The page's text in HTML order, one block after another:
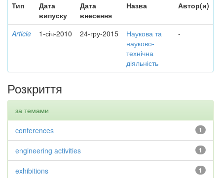
Тип
Дата
випуску
Дата
внесення
Назва Автор(и)
Article 1-січ-2010 24-гру-2015
Наукова та
науково-
технічна
діяльність
-
Розкриття
за темами
1
conferences
1
engineering activities
1
exhibitions